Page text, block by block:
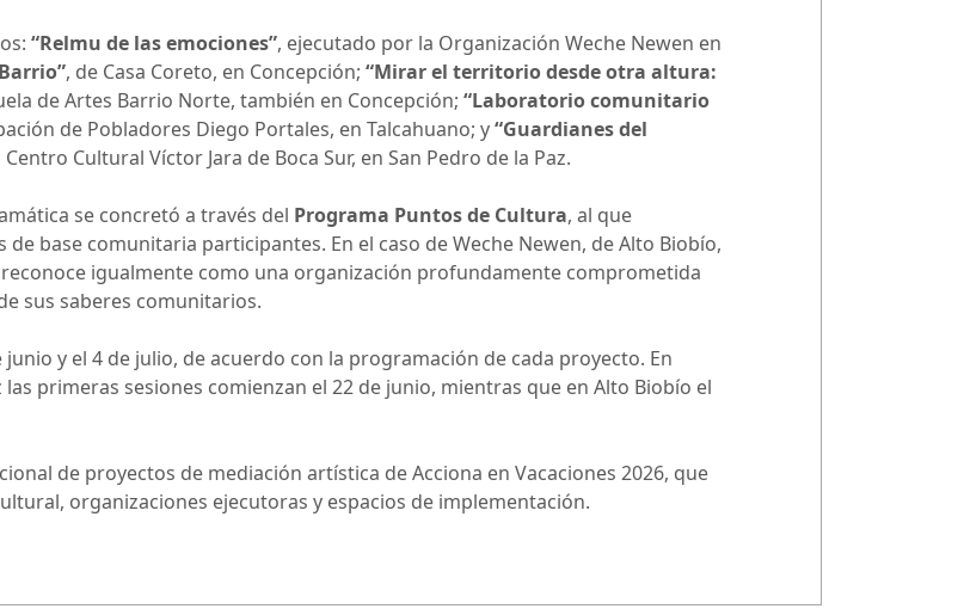
“Relmu de las emociones”, ejecutado por la Organización Weche Newen en
, de Casa Coreto, en Concepción; “Mirar el territorio desde otra altura:
de Artes Barrio Norte, también en Concepción; “Laboratorio comunitario
de Pobladores Diego Portales, en Talcahuano; y“Guardianes del
Centro Cultural Víctor Jara de Boca Sur, en San Pedro de la Paz.
se concretó a través del Programa Puntos de Cultura, al que
base comunitaria participantes. En el caso de Weche Newen, de Alto Biobío,
igualmente como una organización profundamente comprometida
sus saberes comunitarios.
y el 4 de julio, de acuerdo con la programación de cada proyecto. En
las primeras sesiones comienzan el 22 de junio, mientras que en Alto Biobío el
de proyectos de mediación artística de Acciona en Vacaciones 2026, que
organizaciones ejecutoras y espacios de implementación.